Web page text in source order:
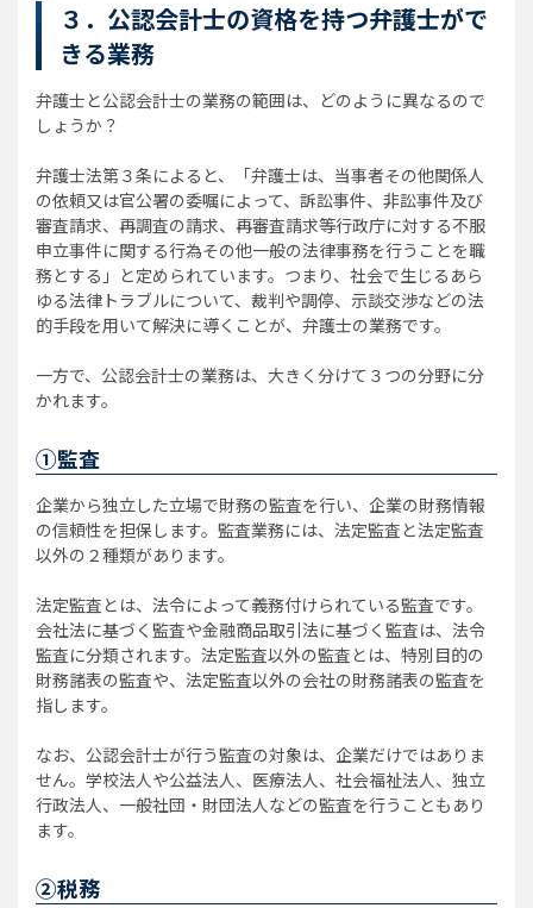
３．公認会計士の資格を持つ弁護士がで
きる業務
弁護士と公認会計士の業務の範囲は、どのように異なるので
しょうか？
弁護士法第３条によると、「弁護士は、当事者その他関係人
の依頼又は官公署の委嘱によって、訴訟事件、非訟事件及び
審査請求、再調査の請求、再審査請求等行政庁に対する不服
申立事件に関する行為その他一般の法律事務を行うことを職
務とする」と定められています。つまり、社会で生じるあら
ゆる法律トラブルについて、裁判や調停、示談交渉などの法
的手段を用いて解決に導くことが、弁護士の業務です。
一方で、公認会計士の業務は、大きく分けて３つの分野に分
かれます。
①監査
企業から独立した立場で財務の監査を行い、企業の財務情報
の信頼性を担保します。監査業務には、法定監査と法定監査
以外の２種類があります。
法定監査とは、法令によって義務付けられている監査です。
会社法に基づく監査や金融商品取引法に基づく監査は、法令
監査に分類されます。法定監査以外の監査とは、特別目的の
財務諸表の監査や、法定監査以外の会社の財務諸表の監査を
指します。
なお、公認会計士が行う監査の対象は、企業だけではありま
せん。学校法人や公益法人、医療法人、社会福祉法人、独立
行政法人、一般社団・財団法人などの監査を行うこともあり
ます。
②税務